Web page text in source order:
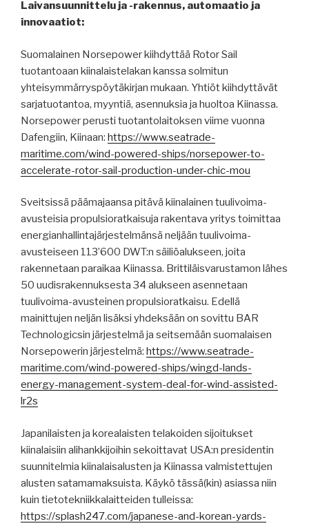
Laivansuunnittelu ja -rakennus, automaatio ja
innovaatiot:
Suomalainen Norsepower kiihdyttää Rotor Sail
tuotantoaan kiinalaistelakan kanssa solmitun
yhteisymmärryspöytäkirjan mukaan. Yhtiöt kiihdyttävät
sarjatuotantoa, myyntiä, asennuksia ja huoltoa Kiinassa.
Norsepower perusti tuotantolaitoksen viime vuonna
Dafengiin, Kiinaan: https://www.seatrade-
maritime.com/wind-powered-ships/norsepower-to-
accelerate-rotor-sail-production-under-chic-mou
Sveitsissä päämajaansa pitävä kiinalainen tuulivoima-
avusteisia propulsioratkaisuja rakentava yritys toimittaa
energianhallintajärjestelmänsä neljään tuulivoima-
avusteiseen 113’600 DWT:n säiliöalukseen, joita
rakennetaan paraikaa Kiinassa. Brittiläisvarustamon lähes
50 uudisrakennuksesta 34 alukseen asennetaan
tuulivoima-avusteinen propulsioratkaisu. Edellä
mainittujen neljän lisäksi yhdeksään on sovittu BAR
Technologicsin järjestelmä ja seitsemään suomalaisen
Norsepowerin järjestelmä: https://www.seatrade-
maritime.com/wind-powered-ships/wingd-lands-
energy-management-system-deal-for-wind-assisted-
lr2s
Japanilaisten ja korealaisten telakoiden sijoitukset
kiinalaisiin alihankkijoihin sekoittavat USA:n presidentin
suunnitelmia kiinalaisalusten ja Kiinassa valmistettujen
alusten satamamaksuista. Käykö tässä(kin) asiassa niin
kuin tietotekniikkalaitteiden tulleissa:
https://splash247.com/japanese-and-korean-yards-